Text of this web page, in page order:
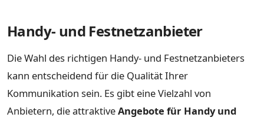
Handy- und Festnetzanbieter
Die Wahl des richtigen Handy- und Festnetzanbieters
kann entscheidend für die Qualität Ihrer
Kommunikation sein. Es gibt eine Vielzahl von
Anbietern, die attraktiveAngebote für Handy und